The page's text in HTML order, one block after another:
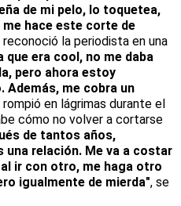
de mi pelo, lo toquetea,
hace este corte de
reconoció la periodista en una
que era cool, no me daba
pero ahora estoy
Además, me cobra un
rompió en lágrimas durante el
cómo no volver a cortarse
de tantos años,
una relación. Me va a costar
ir con otro, me haga otro
igualmente de mierda", se